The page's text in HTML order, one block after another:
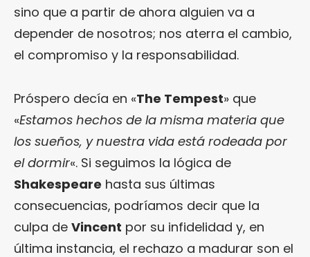
sino que a partir de ahora alguien va a
depender de nosotros; nos aterra el cambio,
el compromiso y la responsabilidad.
Próspero decía en «The Tempest» que
«Estamos hechos de la misma materia que
los sueños, y nuestra vida está rodeada por
el dormir«. Si seguimos la lógica de
Shakespeare hasta sus últimas
consecuencias, podríamos decir que la
culpa de Vincent por su infidelidad y, en
última instancia, el rechazo a madurar son el